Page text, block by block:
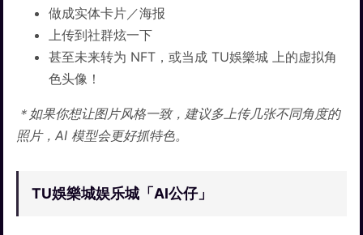
做成实体卡片／海报
上传到社群炫一下
甚至未来转为 NFT，或当成 TU娛樂城 上的虚拟角
色头像！
＊如果你想让图片风格一致，建议多上传几张不同角度的
照片，AI 模型会更好抓特色。
TU娛樂城娱乐城「AI公仔」